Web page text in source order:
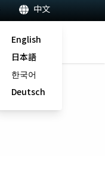
中文
English
日本語
한국어
Deutsch